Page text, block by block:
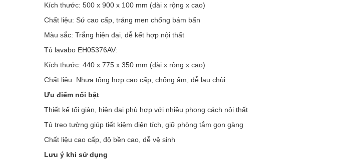
Kích thước: 500 x 900 x 100 mm (dài x rộng x cao)
Chất liệu: Sứ cao cấp, tráng men chống bám bẩn
Màu sắc: Trắng hiện đại, dễ kết hợp nội thất
Tủ lavabo EH05376AV:
Kích thước: 440 x 775 x 350 mm (dài x rộng x cao)
Chất liệu: Nhựa tổng hợp cao cấp, chống ẩm, dễ lau chùi
Ưu điểm nổi bật
Thiết kế tối giản, hiện đại phù hợp với nhiều phong cách nội thất
Tủ treo tường giúp tiết kiệm diện tích, giữ phòng tắm gọn gàng
Chất liệu cao cấp, độ bền cao, dễ vệ sinh
Lưu ý khi sử dụng